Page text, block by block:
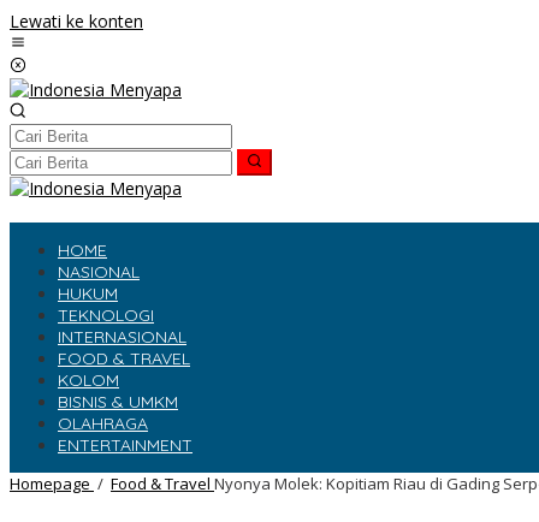
Lewati ke konten
HOME
NASIONAL
HUKUM
TEKNOLOGI
INTERNASIONAL
FOOD & TRAVEL
KOLOM
BISNIS & UMKM
OLAHRAGA
ENTERTAINMENT
Homepage / Food & Travel Nyonya Molek: Kopitiam Riau di Gading